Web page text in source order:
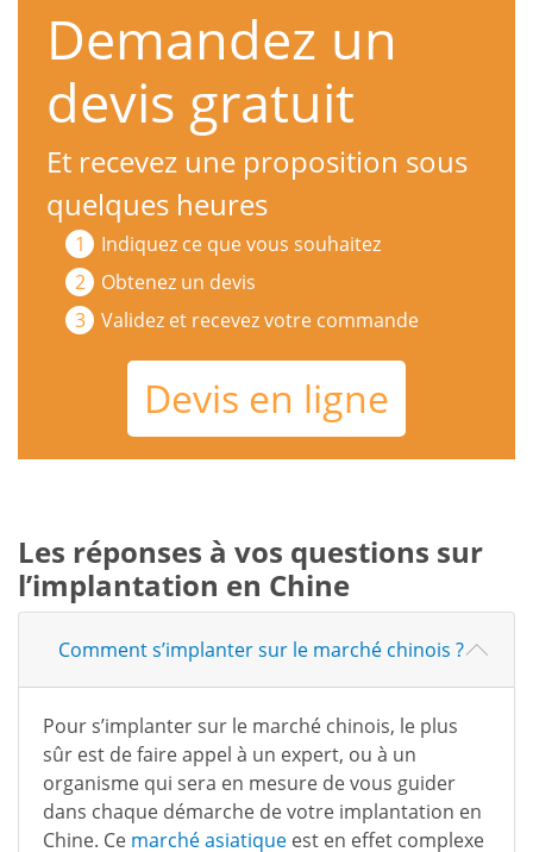
Demandez un
devis gratuit
Et recevez une proposition sous
quelques heures
Indiquez ce que vous souhaitez
Obtenez un devis
Validez et recevez votre commande
Devis en ligne
Les réponses à vos questions sur
l’implantation en Chine
Comment s’implanter sur le marché chinois ?
Pour s’implanter sur le marché chinois, le plus
sûr est de faire appel à un expert, ou à un
organisme qui sera en mesure de vous guider
dans chaque démarche de votre implantation en
Chine. Ce marché asiatique est en effet complexe